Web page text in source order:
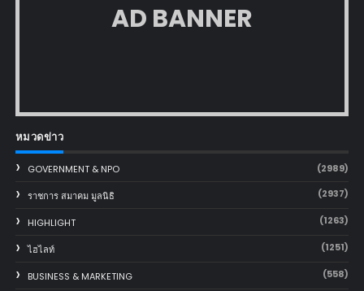
AD BANNER
หมวดข่าว
GOVERNMENT & NPO (2989)
ราชการ สมาคม มูลนิธิ (2937)
HIGHLIGHT (1263)
ไฮไลท์ (1251)
BUSINESS & MARKETING (558)